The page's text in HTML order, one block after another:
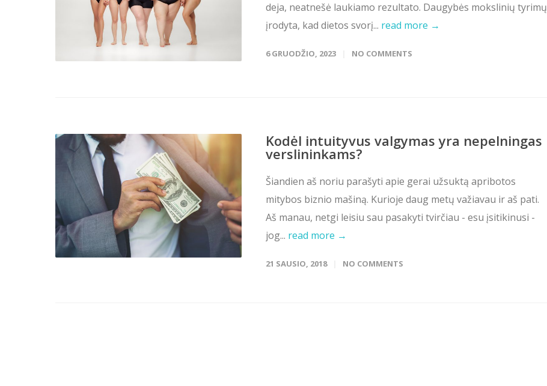
deja, neatnešė laukiamo rezultato. Daugybės mokslinių tyrimų
įrodyta, kad dietos svorį... read more →
6 GRUODŽIO, 2023 NO COMMENTS
Kodėl intuityvus valgymas yra nepelningas
verslininkams?
Šiandien aš noriu parašyti apie gerai užsuktą apribotos
mitybos biznio mašiną. Kurioje daug metų važiavau ir aš pati.
Aš manau, netgi leisiu sau pasakyti tvirčiau - esu įsitikinusi -
jog... read more →
21 SAUSIO, 2018 NO COMMENTS